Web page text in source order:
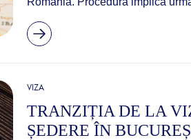
VIZA
TRANZIȚIA DE LA
ȘEDERE ÎN